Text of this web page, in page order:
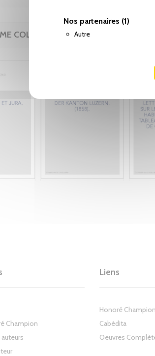
Nos partenaires (1)
Autre
COLLECTION
Champion
Liens
Honoré Champion
Cabédita
Oeuvres